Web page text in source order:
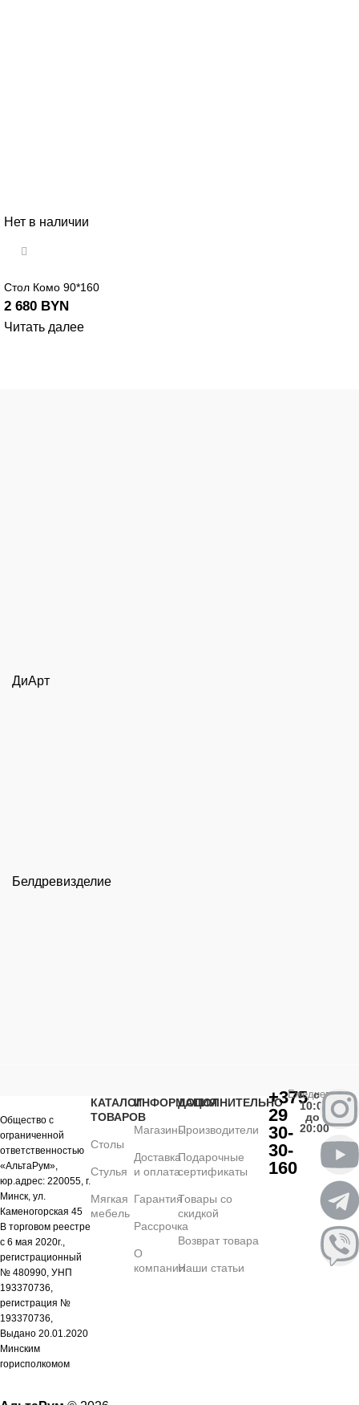
Нет в наличии
Стол Комо 90*160
2 680 BYN
Читать далее
ДиАрт
Белдревизделие
Общество с
ограниченной
ответственностью
«АльтаРум»,
юр.адрес: 220055, г.
Минск, ул.
Каменогорская 45
В торговом реестре
с 6 мая 2020г.,
регистрационный
№ 480990, УНП
193370736,
регистрация №
193370736,
Выдано 20.01.2020
Минским
горисполкомом
КАТАЛОГ
ТОВАРОВ
Столы
Стулья
Мягкая
мебель
ИНФОРМАЦИЯ
Магазины
Доставка
и оплата
Гарантия
Рассрочка
О
компании
ДОПОЛНИТЕЛЬНО
Производители
Подарочные
сертификаты
Товары со
скидкой
Возврат товара
Наши статьи
+375
29
30-
30-
160
Ежедневно
с
10:00
до
20:00